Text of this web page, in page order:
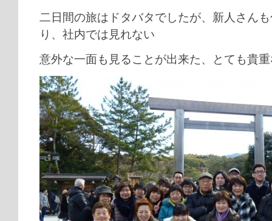
二日間の旅はドタバタでしたが、新人さん
り、社内では見れない
意外な一面も見ることが出来た、とても貴